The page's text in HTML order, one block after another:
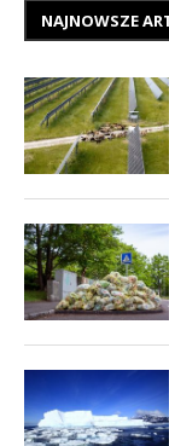
NAJNOWSZE